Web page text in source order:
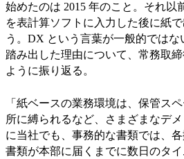
始めたのは 2015 年のこと。それ以
を表計算ソフトに入力した後に紙
う。DX という言葉が一般的では
踏み出した理由について、常務取
ように振り返る。
「紙ベースの業務環境は、保管ス
所に縛られるなど、さまざまなデ
に当社でも、事務的な書類では、
書類が本部に届くまでに数日のタ